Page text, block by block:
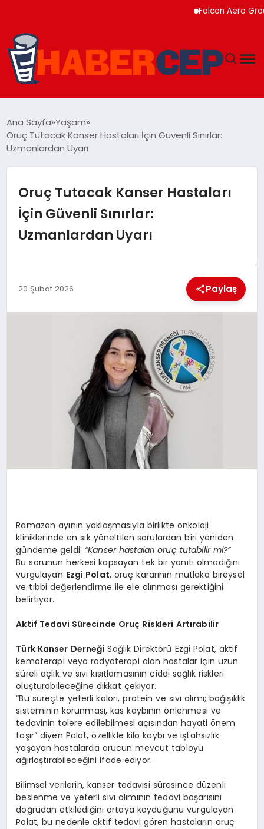
Falcon Aero Group,
GÜNDEM
EĞITIM
SOSYAL MEDYA
Ana Sayfa Yaşam
Oruç Tutacak Kanser Hastaları İçin Güvenli Sınırlar:
Uzmanlardan Uyarı
Oruç Tutacak Kanser Hastaları
İçin Güvenli Sınırlar:
Uzmanlardan Uyarı
20 Şubat 2026 Paylaş
Ramazan ayının yaklaşmasıyla birlikte onkoloji
kliniklerinde en sık yöneltilen sorulardan biri yeniden
gündeme geldi: “Kanser hastaları oruç tutabilir mi?”
Bu sorunun herkesi kapsayan tek bir yanıtı olmadığını
vurgulayan Ezgi Polat, oruç kararının mutlaka bireysel
ve tıbbi değerlendirme ile ele alınması gerektiğini
belirtiyor.
Aktif Tedavi Sürecinde Oruç Riskleri Artırabilir
Türk Kanser Derneği Sağlık Direktörü Ezgi Polat, aktif
kemoterapi veya radyoterapi alan hastalar için uzun
süreli açlık ve sıvı kısıtlamasının ciddi sağlık riskleri
oluşturabileceğine dikkat çekiyor.
“Bu süreçte yeterli kalori, protein ve sıvı alımı; bağışıklık
sisteminin korunması, kas kaybının önlenmesi ve
tedavinin tolere edilebilmesi açısından hayati önem
taşır” diyen Polat, özellikle kilo kaybı ve iştahsızlık
yaşayan hastalarda orucun mevcut tabloyu
ağırlaştırabileceğini ifade ediyor.
Bilimsel verilerin, kanser tedavisi süresince düzenli
beslenme ve yeterli sıvı alımının tedavi başarısını
doğrudan etkilediğini ortaya koyduğunu vurgulayan
Polat, bu nedenle aktif tedavi gören hastaların oruç